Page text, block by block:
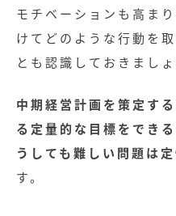
モチベーションも高ま
けてどのような行動を
とも認識しておきましょ
中期経営計画を策定す
る定量的な目標をでき
うしても難しい問題は
す。